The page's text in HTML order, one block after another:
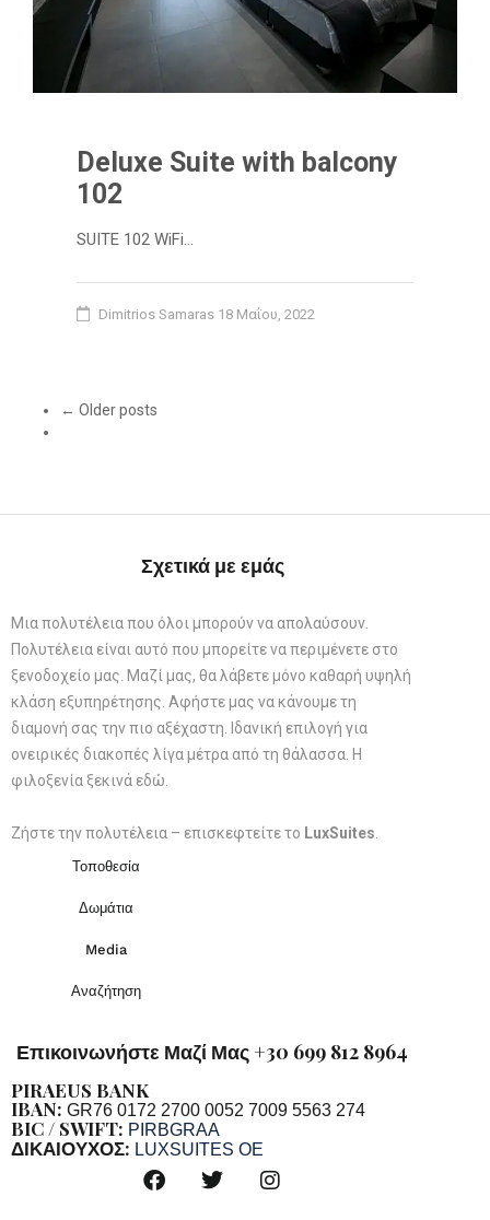
Deluxe Suite with balcony
102
SUITE 102 WiFi…
Dimitrios Samaras 18 Μαΐου, 2022
← Older posts
Σχετικά με εμάς
Μια πολυτέλεια που όλοι μπορούν να απολαύσουν.
Πολυτέλεια είναι αυτό που μπορείτε να περιμένετε στο
ξενοδοχείο μας. Μαζί μας, θα λάβετε μόνο καθαρή υψηλή
κλάση εξυπηρέτησης. Αφήστε μας να κάνουμε τη
διαμονή σας την πιο αξέχαστη. Ιδανική επιλογή για
ονειρικές διακοπές λίγα μέτρα από τη θάλασσα. Η
φιλοξενία ξεκινά εδώ.
Ζήστε την πολυτέλεια – επισκεφτείτε το LuxSuites
Τοποθεσία
Δωμάτια
Media
Αναζήτηση
Επικοινωνήστε Μαζί Μας +30 699 812 8964
PIRAEUS BANK
IBAN: GR76 0172 2700 0052 7009 5563 274
BIC / SWIFT: PIRBGRAA
ΔΙΚΑΙΟΥΧΟΣ: LUXSUITES OE